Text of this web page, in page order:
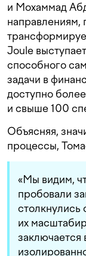
и Мохаммад
направлениям,
Joule
способного
задачи в
доступно
и свыше 100
Объясняя,
процессы,
«Мы видим,
пробовали
столкнулись
их
заключается